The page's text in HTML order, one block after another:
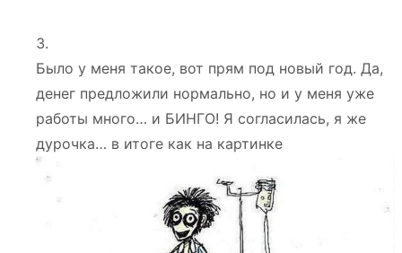
Было у меня такое, вот прям под новый год. Да,
денег предложили нормально, но и у меня уже
работы много… и БИНГО! Я согласилась, я же
дурочка… в итоге как на картинке